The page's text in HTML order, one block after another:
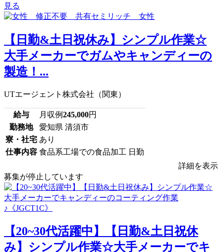
見る
【日勤&土日祝休み】シンプル作業☆
大手メーカーでガムやキャンディーの
製造！...
UTエージェント株式会社（関東）
給与 月収例245,000円
勤務地
愛知県 清須市
寮・社宅 あり
仕事内容 食品系工場での食品加工 日勤
詳細を表示
募集が停止しています
【20~30代活躍中】【日勤&土日祝休
み】シンプル作業☆大手メーカーでキ